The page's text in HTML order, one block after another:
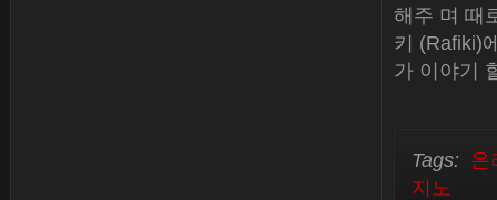
해주 며 때
키 (Rafiki)
가 이야기
Tags: 온
지노